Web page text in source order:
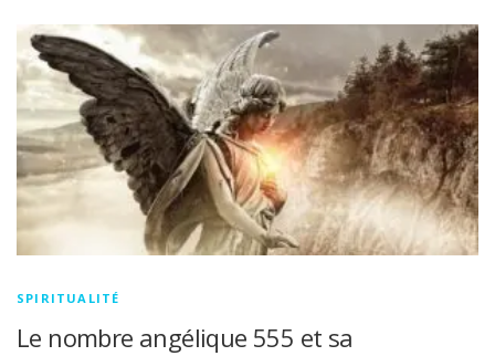
SPIRITUALITÉ
Le nombre angélique 555 et sa